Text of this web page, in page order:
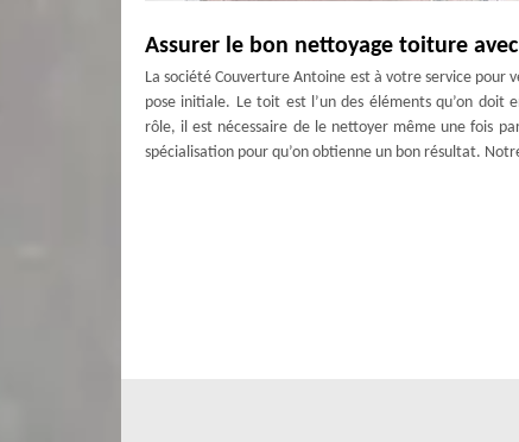
Assurer le bon nettoyage toiture
La société Couverture Antoine est à votre service
pose initiale. Le toit est l’un des éléments qu’on
rôle, il est nécessaire de le nettoyer même une fois
spécialisation pour qu’on obtienne un bon résultat.